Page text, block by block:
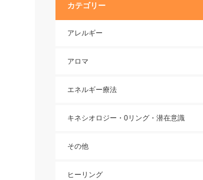
カテゴリー
アレルギー
アロマ
エネルギー療法
キネシオロジー・0リング・潜在意識
その他
ヒーリング